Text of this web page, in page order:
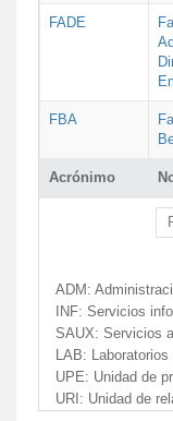
Acrónimo
FADE
FBA
ADM:
INF: Servicios
SAUX: Servicios
LAB: Laboratorios
UPE: Unidad de
URI: Unidad de